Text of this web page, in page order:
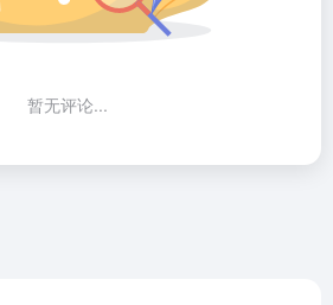
暂无评论...